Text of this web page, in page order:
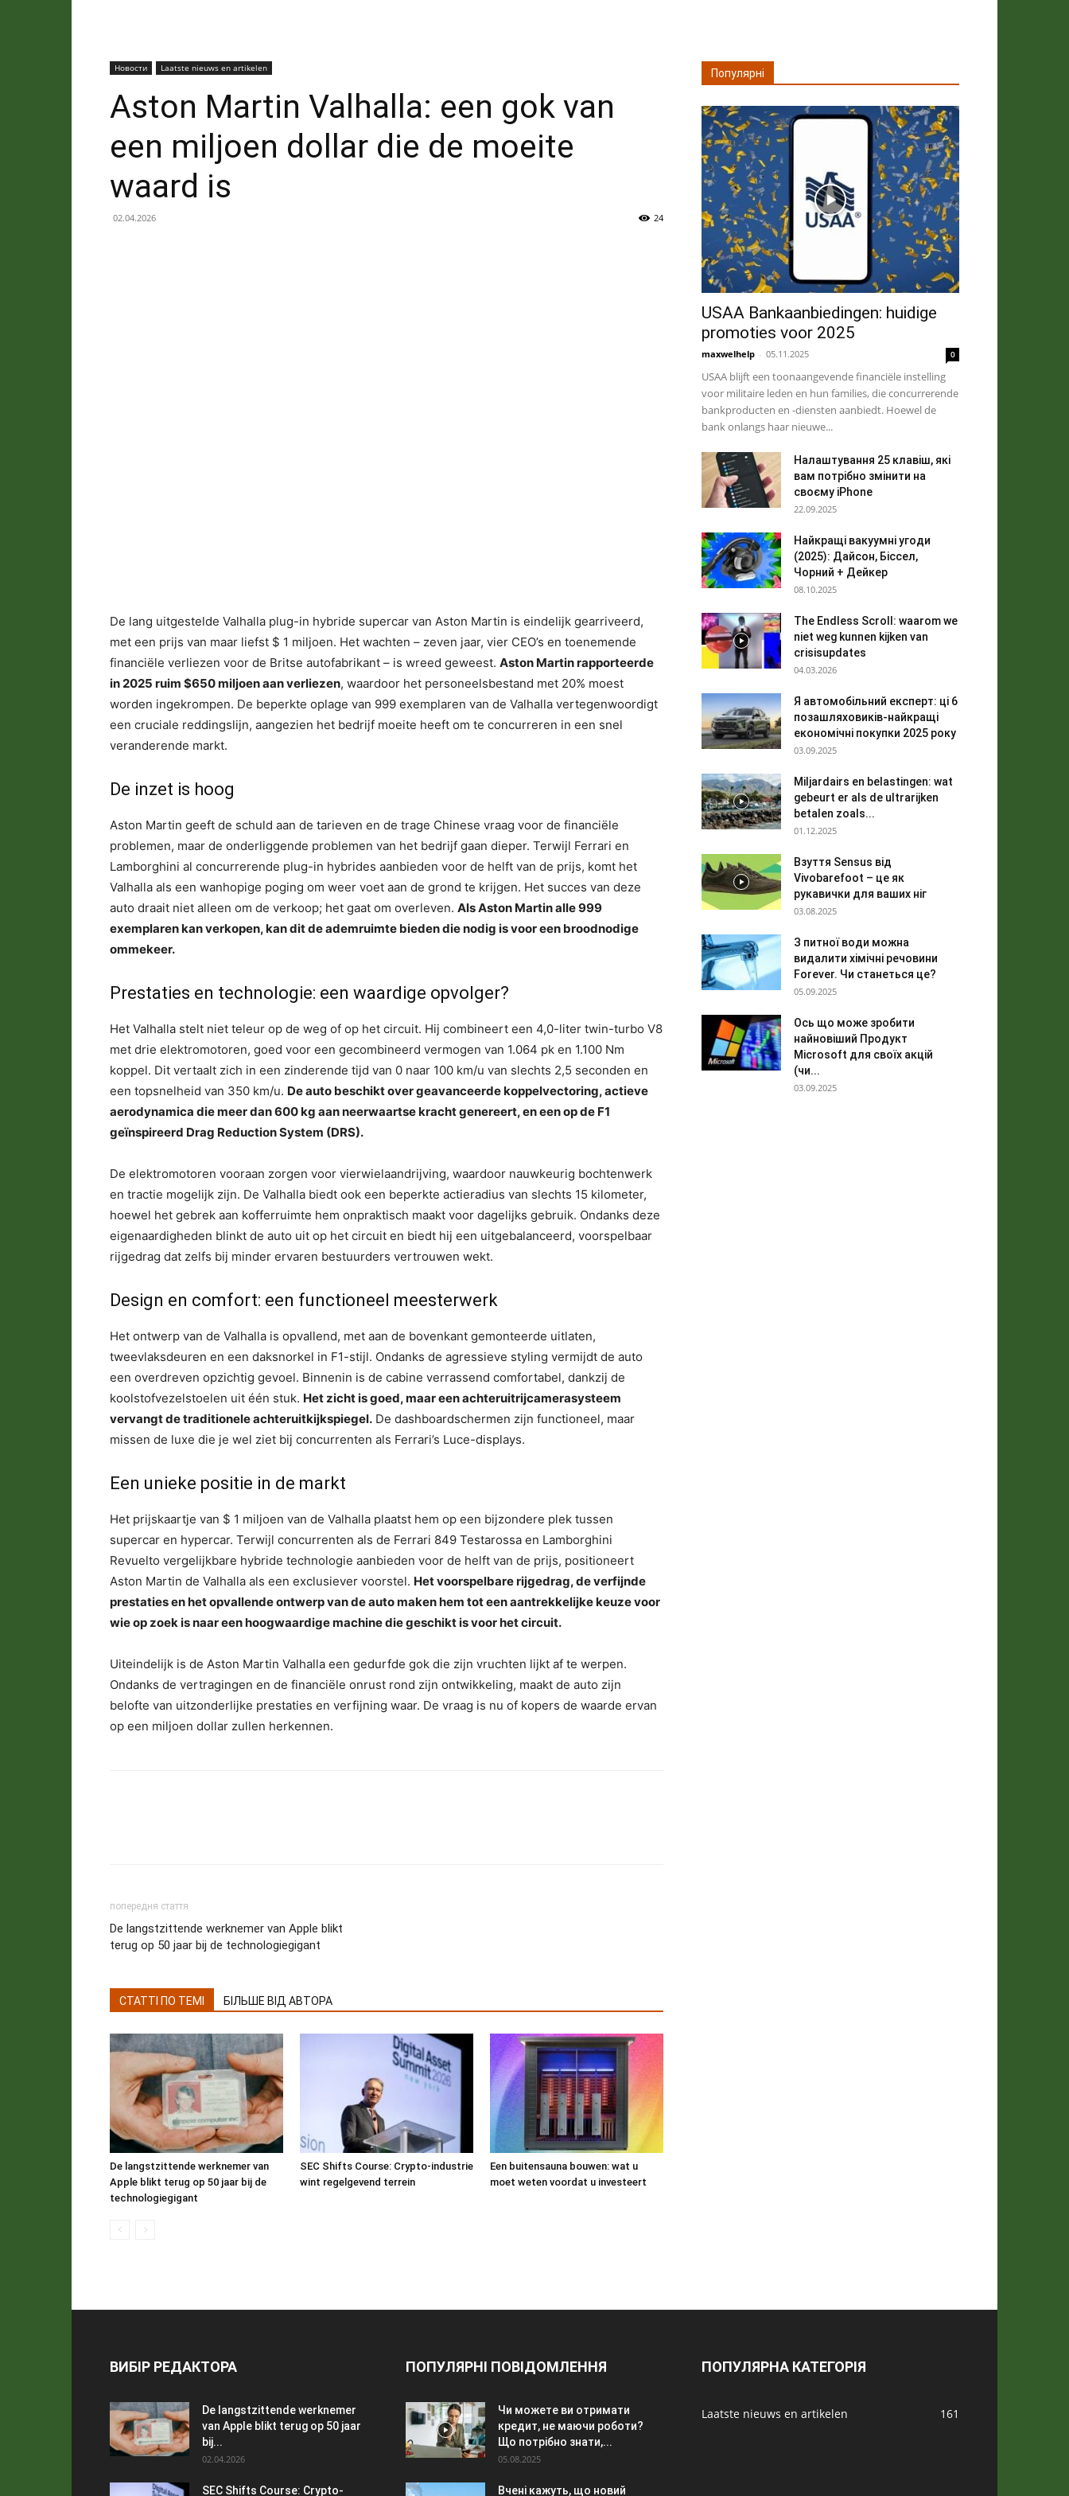
Новости Laatste nieuws en artikelen
Aston Martin Valhalla: een gok van
een miljoen dollar die de moeite
waard is
02.04.2026 24
De lang uitgestelde Valhalla plug-in hybride supercar van Aston Martin is eindelijk gearriveerd,
met een prijs van maar liefst $ 1 miljoen. Het wachten – zeven jaar, vier CEO’s en toenemende
financiële verliezen voor de Britse autofabrikant – is wreed geweest. Aston Martin rapporteerde
in 2025 ruim $650 miljoen aan verliezen, waardoor het personeelsbestand met 20% moest
worden ingekrompen. De beperkte oplage van 999 exemplaren van de Valhalla vertegenwoordigt
een cruciale reddingslijn, aangezien het bedrijf moeite heeft om te concurreren in een snel
veranderende markt.
De inzet is hoog
Aston Martin geeft de schuld aan de tarieven en de trage Chinese vraag voor de financiële
problemen, maar de onderliggende problemen van het bedrijf gaan dieper. Terwijl Ferrari en
Lamborghini al concurrerende plug-in hybrides aanbieden voor de helft van de prijs, komt het
Valhalla als een wanhopige poging om weer voet aan de grond te krijgen. Het succes van deze
auto draait niet alleen om de verkoop; het gaat om overleven. Als Aston Martin alle 999
exemplaren kan verkopen, kan dit de ademruimte bieden die nodig is voor een broodnodige
ommekeer.
Prestaties en technologie: een waardige opvolger?
Het Valhalla stelt niet teleur op de weg of op het circuit. Hij combineert een 4,0-liter twin-turbo V8
met drie elektromotoren, goed voor een gecombineerd vermogen van 1.064 pk en 1.100 Nm
koppel. Dit vertaalt zich in een zinderende tijd van 0 naar 100 km/u van slechts 2,5 seconden en
een topsnelheid van 350 km/u. De auto beschikt over geavanceerde koppelvectoring, actieve
aerodynamica die meer dan 600 kg aan neerwaartse kracht genereert, en een op de F1
geïnspireerd Drag Reduction System (DRS).
De elektromotoren vooraan zorgen voor vierwielaandrijving, waardoor nauwkeurig bochtenwerk
en tractie mogelijk zijn. De Valhalla biedt ook een beperkte actieradius van slechts 15 kilometer,
hoewel het gebrek aan kofferruimte hem onpraktisch maakt voor dagelijks gebruik. Ondanks deze
eigenaardigheden blinkt de auto uit op het circuit en biedt hij een uitgebalanceerd, voorspelbaar
rijgedrag dat zelfs bij minder ervaren bestuurders vertrouwen wekt.
Design en comfort: een functioneel meesterwerk
Het ontwerp van de Valhalla is opvallend, met aan de bovenkant gemonteerde uitlaten,
tweevlaksdeuren en een daksnorkel in F1-stijl. Ondanks de agressieve styling vermijdt de auto
een overdreven opzichtig gevoel. Binnenin is de cabine verrassend comfortabel, dankzij de
koolstofvezelstoelen uit één stuk. Het zicht is goed, maar een achteruitrijcamerasysteem
vervangt de traditionele achteruitkijkspiegel. De dashboardschermen zijn functioneel, maar
missen de luxe die je wel ziet bij concurrenten als Ferrari’s Luce-displays.
Een unieke positie in de markt
Het prijskaartje van $ 1 miljoen van de Valhalla plaatst hem op een bijzondere plek tussen
supercar en hypercar. Terwijl concurrenten als de Ferrari 849 Testarossa en Lamborghini
Revuelto vergelijkbare hybride technologie aanbieden voor de helft van de prijs, positioneert
Aston Martin de Valhalla als een exclusiever voorstel. Het voorspelbare rijgedrag, de verfijnde
prestaties en het opvallende ontwerp van de auto maken hem tot een aantrekkelijke keuze voor
wie op zoek is naar een hoogwaardige machine die geschikt is voor het circuit.
Uiteindelijk is de Aston Martin Valhalla een gedurfde gok die zijn vruchten lijkt af te werpen.
Ondanks de vertragingen en de financiële onrust rond zijn ontwikkeling, maakt de auto zijn
belofte van uitzonderlijke prestaties en verfijning waar. De vraag is nu of kopers de waarde ervan
op een miljoen dollar zullen herkennen.
попередня стаття
De langstzittende werknemer van Apple blikt
terug op 50 jaar bij de technologiegigant
СТАТТІ ПО ТЕМІ БІЛЬШЕ ВІД АВТОРА
De langstzittende werknemer van
Apple blikt terug op 50 jaar bij de
technologiegigant
SEC Shifts Course: Crypto-industrie
wint regelgevend terrein
Een buitensauna bouwen: wat u
moet weten voordat u investeert
Популярні
USAA Bankaanbiedingen: huidige
promoties voor 2025
maxwelhelp - 05.11.2025 0
USAA blijft een toonaangevende financiële instelling
voor militaire leden en hun families, die concurrerende
bankproducten en -diensten aanbiedt. Hoewel de
bank onlangs haar nieuwe...
Налаштування 25 клавіш, які
вам потрібно змінити на
своєму iPhone
22.09.2025
Найкращі вакуумні угоди
(2025): Дайсон, Біссел,
Чорний + Дейкер
08.10.2025
The Endless Scroll: waarom we
niet weg kunnen kijken van
crisisupdates
04.03.2026
Я автомобільний експерт: ці 6
позашляховиків-найкращі
економічні покупки 2025 року
03.09.2025
Miljardairs en belastingen: wat
gebeurt er als de ultrarijken
betalen zoals...
01.12.2025
Взуття Sensus від
Vivobarefoot – це як
рукавички для ваших ніг
03.08.2025
З питної води можна
видалити хімічні речовини
Forever. Чи станеться це?
05.09.2025
Ось що може зробити
найновіший Продукт
Microsoft для своїх акцій
(чи...
03.09.2025
ВИБІР РЕДАКТОРА
De langstzittende werknemer
van Apple blikt terug op 50 jaar
bij...
02.04.2026
SEC Shifts Course: Crypto-
ПОПУЛЯРНІ ПОВІДОМЛЕННЯ
Чи можете ви отримати
кредит, не маючи роботи?
Що потрібно знати,...
05.08.2025
Вчені кажуть, що новий
ПОПУЛЯРНА КАТЕГОРІЯ
Laatste nieuws en artikelen 161